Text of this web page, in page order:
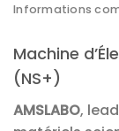
Informations
Machine
(NS+)
AMSLABO,